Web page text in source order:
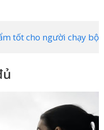
tốt cho người chạy bộ